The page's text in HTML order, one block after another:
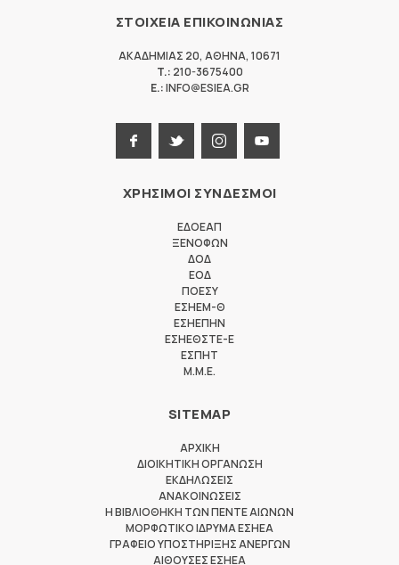
ΣΤΟΙΧΕΙΑ ΕΠΙΚΟΙΝΩΝΙΑΣ
ΑΚΑΔΗΜΙΑΣ 20, ΑΘΗΝΑ, 10671
T.: 210-3675400
E.:INFO@ESIEA.GR
ΧΡΗΣΙΜΟΙ ΣΥΝΔΕΣΜΟΙ
ΕΔΟΕΑΠ
ΞΕΝΟΦΩΝ
ΔΟΔ
ΕΟΔ
ΠΟΕΣΥ
ΕΣΗΕΜ-Θ
ΕΣΗΕΠΗΝ
ΕΣΗΕΘΣΤΕ-Ε
ΕΣΠΗΤ
M.M.E.
SITEMAP
ΑΡΧΙΚΗ
ΔΙΟΙΚΗΤΙΚΗ ΟΡΓΑΝΩΣΗ
ΕΚΔΗΛΩΣΕΙΣ
ΑΝΑΚΟΙΝΩΣΕΙΣ
Η ΒΙΒΛΙΟΘΗΚΗ ΤΩΝ ΠΕΝΤΕ ΑΙΩΝΩΝ
ΜΟΡΦΩΤΙΚΟ ΙΔΡΥΜΑ ΕΣΗΕΑ
ΓΡΑΦΕΙΟ ΥΠΟΣΤΗΡΙΞΗΣ ΑΝΕΡΓΩΝ
ΑΙΘΟΥΣΕΣ ΕΣΗΕΑ